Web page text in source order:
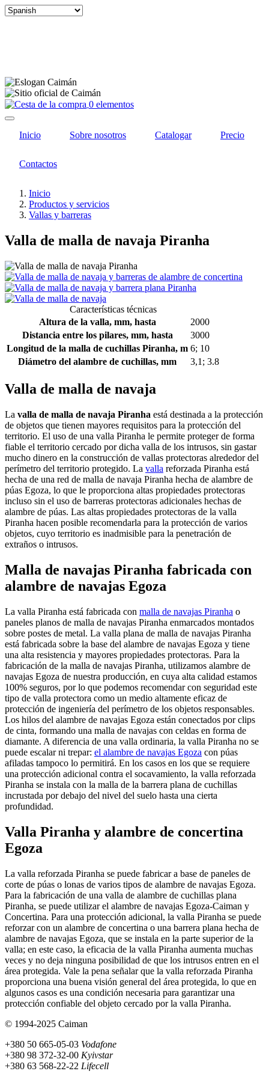
Select
0 elementos
Inicio Sobre nosotros Catalogar Precio
Contactos
Inicio
Productos y servicios
Vallas y barreras
Valla de malla de navaja Piranha
Características técnicas
Altura de la valla, mm, hasta
2000
Distancia entre los pilares, mm, hasta
3000
Longitud de la malla de cuchillas Piranha, m 6; 10
Diámetro del alambre de cuchillas, mm
3,1; 3.8
Valla de malla de navaja
La valla de malla de navaja Piranha está destinada a la protección
de objetos que tienen mayores requisitos para la protección del
territorio. El uso de una valla Piranha le permite proteger de forma
fiable el territorio cercado por dicha valla de los intrusos, sin gastar
mucho dinero en la construcción de vallas protectoras alrededor del
perímetro del territorio protegido. La valla reforzada Piranha está
hecha de una red de malla de navaja Piranha hecha de alambre de
púas Egoza, lo que le proporciona altas propiedades protectoras
incluso sin el uso de barreras protectoras adicionales hechas de
alambre de púas. Las altas propiedades protectoras de la valla
Piranha hacen posible recomendarla para la protección de varios
objetos, cuyo territorio es inadmisible para la penetración de
extraños o intrusos.
Malla de navajas Piranha fabricada con
alambre de navajas Egoza
La valla Piranha está fabricada con malla de navajas Piranha o
paneles planos de malla de navajas Piranha enmarcados montados
sobre postes de metal. La valla plana de malla de navajas Piranha
está fabricada sobre la base del alambre de navajas Egoza y tiene
una alta resistencia y mayores propiedades protectoras. Para la
fabricación de la malla de navajas Piranha, utilizamos alambre de
navajas Egoza de nuestra producción, en cuya alta calidad estamos
100% seguros, por lo que podemos recomendar con seguridad este
tipo de valla protectora como un medio altamente eficaz de
protección de ingeniería del perímetro de los objetos responsables.
Los hilos del alambre de navajas Egoza están conectados por clips
de cinta, formando una malla de navajas con celdas en forma de
diamante. A diferencia de una valla ordinaria, la valla Piranha no se
puede escalar ni trepar: el alambre de navajas Egoza con púas
afiladas tampoco lo permitirá. En los casos en los que se requiere
una protección adicional contra el socavamiento, la valla reforzada
Piranha se instala con la malla de la barrera plana de cuchillas
incrustada por debajo del nivel del suelo hasta una cierta
profundidad.
Valla Piranha y alambre de concertina
Egoza
La valla reforzada Piranha se puede fabricar a base de paneles de
corte de púas o lonas de varios tipos de alambre de navajas Egoza.
Para la fabricación de una valla de alambre de cuchillas plana
Piranha, se puede utilizar el alambre de navajas Egoza-Caiman y
Concertina. Para una protección adicional, la valla Piranha se puede
reforzar con un alambre de concertina o una barrera plana hecha de
alambre de navajas Egoza, que se instala en la parte superior de la
valla; en este caso, la eficacia de la valla Piranha aumenta muchas
veces y no deja ninguna posibilidad de que los intrusos entren en el
área protegida. Vale la pena señalar que la valla reforzada Piranha
proporciona una buena visión general del área protegida, lo que en
algunos casos es una condición necesaria para garantizar una
protección confiable del objeto cercado por la valla Piranha.
© 1994-2025 Caiman
+380 50 665-05-03 Vodafone
+380 98 372-32-00 Kyivstar
+380 63 568-22-22 Lifecell